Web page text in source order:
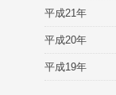
平成21年
平成20年
平成19年